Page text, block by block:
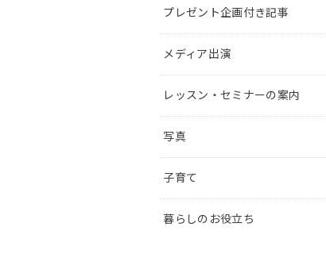
プレゼント企画付き記事
メディア出演
レッスン・セミナーの案内
写真
子育て
暮らしのお役立ち